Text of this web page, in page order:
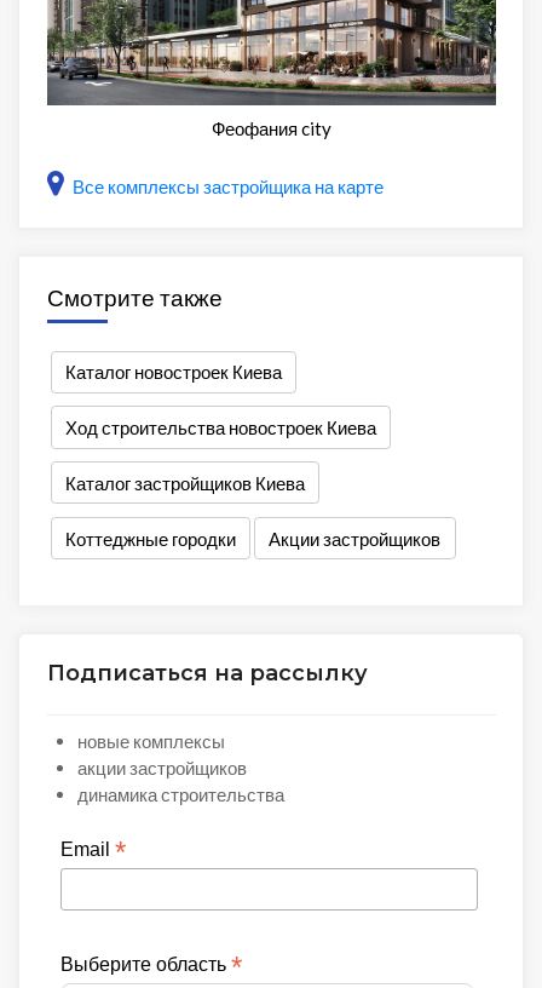
Феофания city
Все комплексы застройщика на карте
Смотрите также
Каталог новостроек Киева
Ход строительства новостроек Киева
Каталог застройщиков Киева
Коттеджные городки Акции застройщиков
Подписаться на рассылку
новые комплексы
акции застройщиков
динамика строительства
Email *
Выберите область *